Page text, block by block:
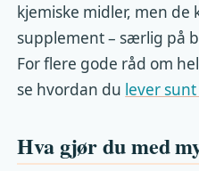
kjemiske midler, men
supplement – særlig på
For flere gode råd om
se hvordan du lever
Hva gjør du med